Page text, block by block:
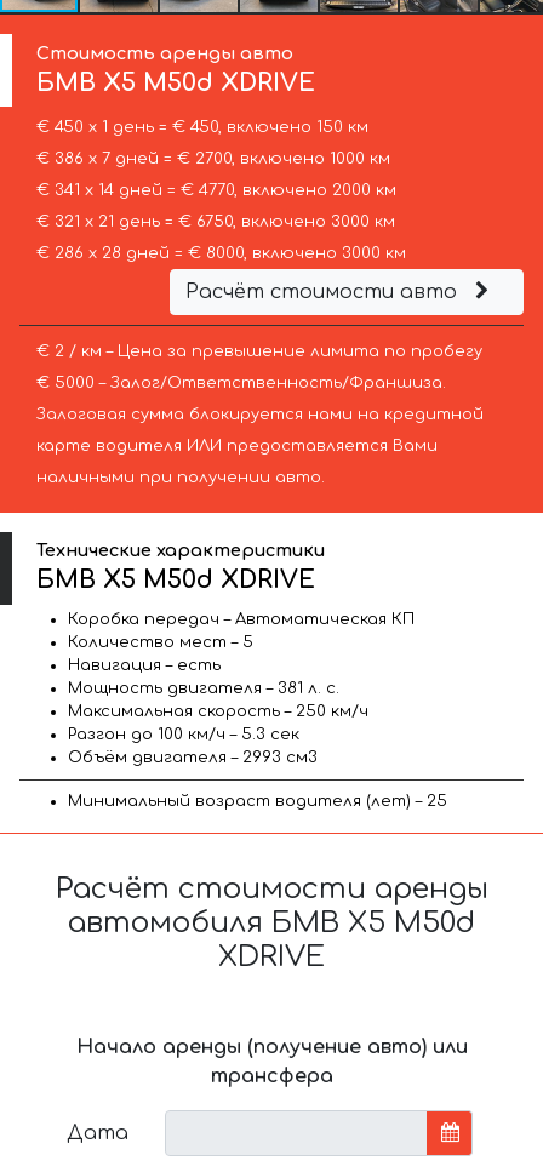
Стоимость аренды авто
БМВ X5 M50d XDRIVE
€ 450 х 1 день = € 450, включено 150 км
€ 386 х 7 дней = € 2700, включено 1000 км
€ 341 х 14 дней = € 4770, включено 2000 км
€ 321 х 21 день = € 6750, включено 3000 км
€ 286 х 28 дней = € 8000, включено 3000 км
Расчёт стоимости авто
€ 2 / км – Цена за превышение лимита по пробегу
€ 5000 – Залог/Ответственность/Франшиза.
Залоговая сумма блокируется нами на кредитной
карте водителя ИЛИ предоставляется Вами
наличными при получении авто.
Технические характеристики
БМВ X5 M50d XDRIVE
Коробка передач – Автоматическая КП
Количество мест – 5
Навигация – есть
Мощность двигателя – 381 л. с.
Максимальная скорость – 250 км/ч
Разгон до 100 км/ч – 5.3 сек
Объём двигателя – 2993 см3
Минимальный возраст водителя (лет) – 25
Расчёт стоимости аренды
автомобиля БМВ X5 M50d
XDRIVE
Начало аренды (получение авто) или
трансфера
Дата